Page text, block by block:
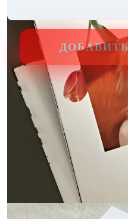
Другие